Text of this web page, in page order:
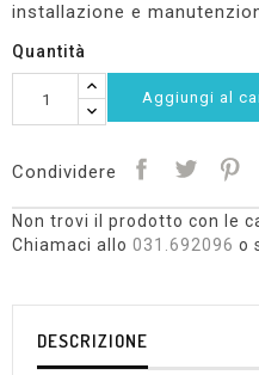
installazione e
Quantità
Aggiungi al
Condividere
Non trovi il prodotto con le
Chiamaci allo 031.692096 o
DESCRIZIONE